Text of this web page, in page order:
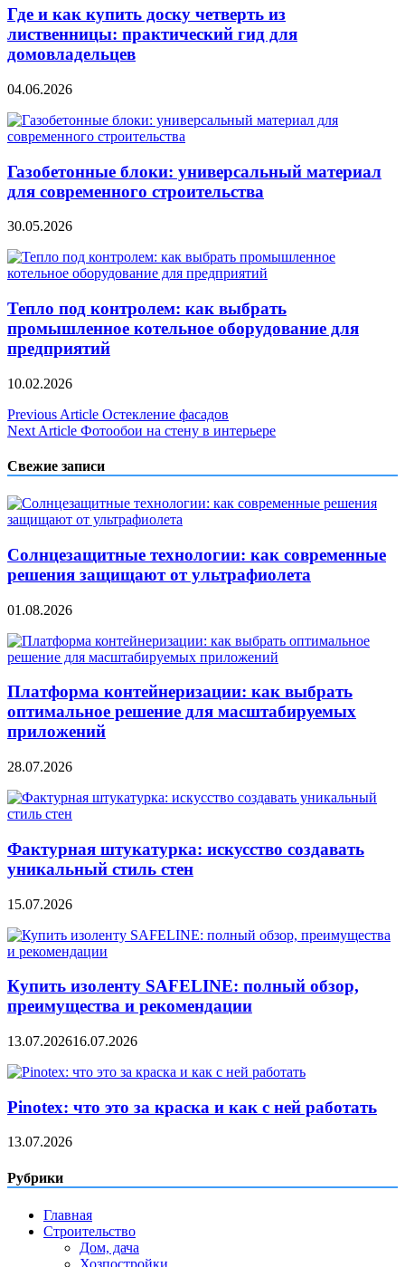
Где и как купить доску четверть из
лиственницы: практический гид для
домовладельцев
04.06.2026
Газобетонные блоки: универсальный материал
для современного строительства
30.05.2026
Тепло под контролем: как выбрать
промышленное котельное оборудование для
предприятий
10.02.2026
Навигация
по
записям
Previous Article Остекление фасадов
Next Article Фотообои на стену в интерьере
Свежие записи
Солнцезащитные технологии: как современные
решения защищают от ультрафиолета
01.08.2026
Платформа контейнеризации: как выбрать
оптимальное решение для масштабируемых
приложений
28.07.2026
Фактурная штукатурка: искусство создавать
уникальный стиль стен
15.07.2026
Купить изоленту SAFELINE: полный обзор,
преимущества и рекомендации
13.07.202616.07.2026
Pinotex: что это за краска и как с ней работать
13.07.2026
Рубрики
Главная
Строительство
Дом, дача
Хозпостройки